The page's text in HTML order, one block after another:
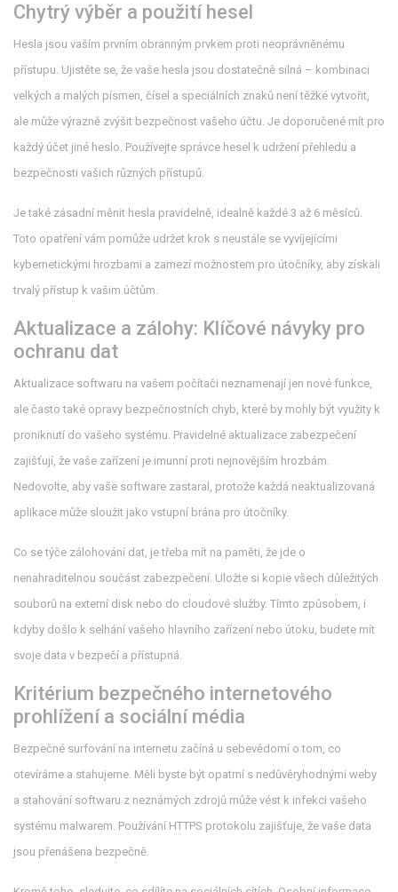
Chytrý výběr a použití hesel
Hesla jsou vaším prvním obranným prvkem proti neoprávněnému
přístupu. Ujistěte se, že vaše hesla jsou dostatečně silná – kombinaci
velkých a malých písmen, čísel a speciálních znaků není těžké vytvořit,
ale může výrazně zvýšit bezpečnost vašeho účtu. Je doporučené mít pro
každý účet jiné heslo. Používejte správce hesel k udržení přehledu a
bezpečnosti vašich různých přístupů.
Je také zásadní měnit hesla pravidelně, idealně každé 3 až 6 měsíců.
Toto opatření vám pomůže udržet krok s neustále se vyvíjejícími
kybernetickými hrozbami a zamezí možnostem pro útočníky, aby získali
trvalý přístup k vašim účtům.
Aktualizace a zálohy: Klíčové návyky pro
ochranu dat
Aktualizace softwaru na vašem počítači neznamenají jen nové funkce,
ale často také opravy bezpečnostních chyb, které by mohly být využity k
proniknutí do vašeho systému. Pravidelné aktualizace zabezpečení
zajišťují, že vaše zařízení je imunní proti nejnovějším hrozbám.
Nedovolte, aby vaše software zastaral, protože každá neaktualizovaná
aplikace může sloužit jako vstupní brána pro útočníky.
Co se týče zálohování dat, je třeba mít na paměti, že jde o
nenahraditelnou součást zabezpečení. Uložte si kopie všech důležitých
souborů na externí disk nebo do cloudové služby. Tímto způsobem, i
kdyby došlo k selhání vašeho hlavního zařízení nebo útoku, budete mít
svoje data v bezpečí a přístupná.
Kritérium bezpečného internetového
prohlížení a sociální média
Bezpečné surfování na internetu začíná u sebevědomí o tom, co
otevíráme a stahujeme. Měli byste být opatrní s nedůvěryhodnými weby
a stahování softwaru z neznámých zdrojů může vést k infekci vašeho
systému malwarem. Používání HTTPS protokolu zajišťuje, že vaše data
jsou přenášena bezpečně.